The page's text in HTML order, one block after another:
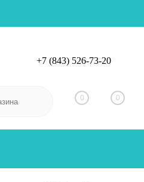
Вход
+7 (843) 526-73-20
0 0